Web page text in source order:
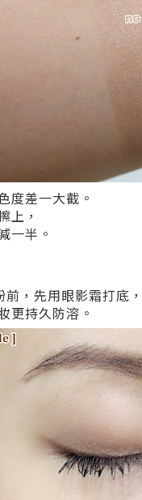
度差一大截。
上，
一半。
，先用眼影霜打底，
更持久防溶。